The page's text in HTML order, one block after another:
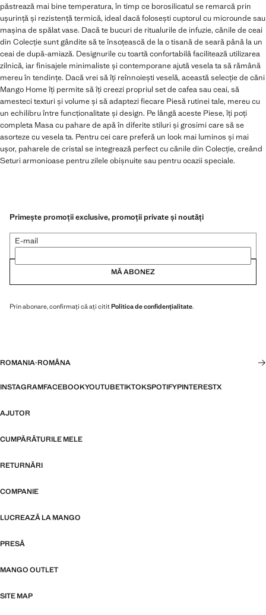
păstrează mai bine temperatura, în timp ce borosilicatul se remarcă prin
ușurință și rezistență termică, ideal dacă folosești cuptorul cu microunde sau
mașina de spălat vase. Dacă te bucuri de ritualurile de infuzie, cănile de ceai
din Colecție sunt gândite să te însoțească de la o tisană de seară până la un
ceai de după-amiază. Designurile cu toartă confortabilă facilitează utilizarea
zilnică, iar finisajele minimaliste și contemporane ajută vesela ta să rămână
mereu în tendințe. Dacă vrei să îți reînnoiești veselă, această selecție de căni
Mango Home îți permite să îți creezi propriul set de cafea sau ceai, să
amesteci texturi și volume și să adaptezi fiecare Piesă rutinei tale, mereu cu
un echilibru între funcționalitate și design. Pe lângă aceste Piese, îți poți
completa Masa cu pahare de apă în diferite stiluri și grosimi care să se
asorteze cu vesela ta. Pentru cei care preferă un look mai luminos și mai
ușor, paharele de cristal se integrează perfect cu cănile din Colecție, creând
Seturi armonioase pentru zilele obișnuite sau pentru ocazii speciale.
Primește promoții exclusive, promoții private și noutăți
E-mail
MĂ ABONEZ
Prin abonare, confirmați că ați cititPolitica de confidențialitate.
ROMANIA·ROMÂNA
INSTAGRAMFACEBOOKYOUTUBETIKTOKSPOTIFYPINTERESTX
AJUTOR
CUMPĂRĂTURILE MELE
RETURNĂRI
COMPANIE
LUCREAZĂ LA MANGO
PRESĂ
MANGO OUTLET
SITE MAP